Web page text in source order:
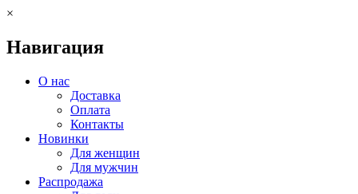
×
Навигация
О нас
Доставка
Оплата
Контакты
Новинки
Для женщин
Для мужчин
Распродажа